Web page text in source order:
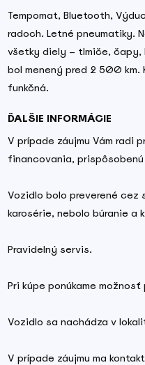
Tempomat, Bluetooth,
radoch. Letné pneumatiky.
všetky diely – tlmiče,
bol menený pred 2 500 km.
funkčná.
ĎALŠIE INFORMÁCIE
V prípade záujmu Vám radi
financovania, prispôsobenú
Vozidlo bolo preverené cez
karosérie, nebolo búranie a
Pravidelný servis.
Pri kúpe ponúkame možnosť
Vozidlo sa nachádza v
V prípade záujmu ma